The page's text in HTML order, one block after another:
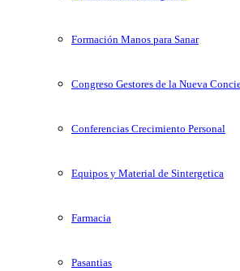
Formación Manos para Sanar
Congreso Gestores de la Nueva
Conferencias Crecimiento Personal
Equipos y Material de Sintergetica
Farmacia
Pasantias